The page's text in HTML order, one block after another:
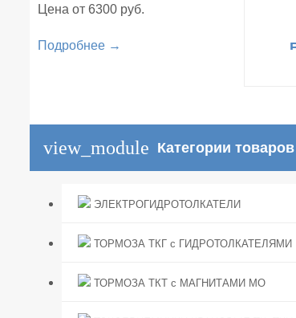
Цена от 6300 руб.
Подробнее →
view_module Категории товаров
ЭЛЕКТРОГИДРОТОЛКАТЕЛИ
ТОРМОЗА ТКГ с ГИДРОТОЛКАТЕЛЯМИ
ТОРМОЗА ТКТ с МАГНИТАМИ МО